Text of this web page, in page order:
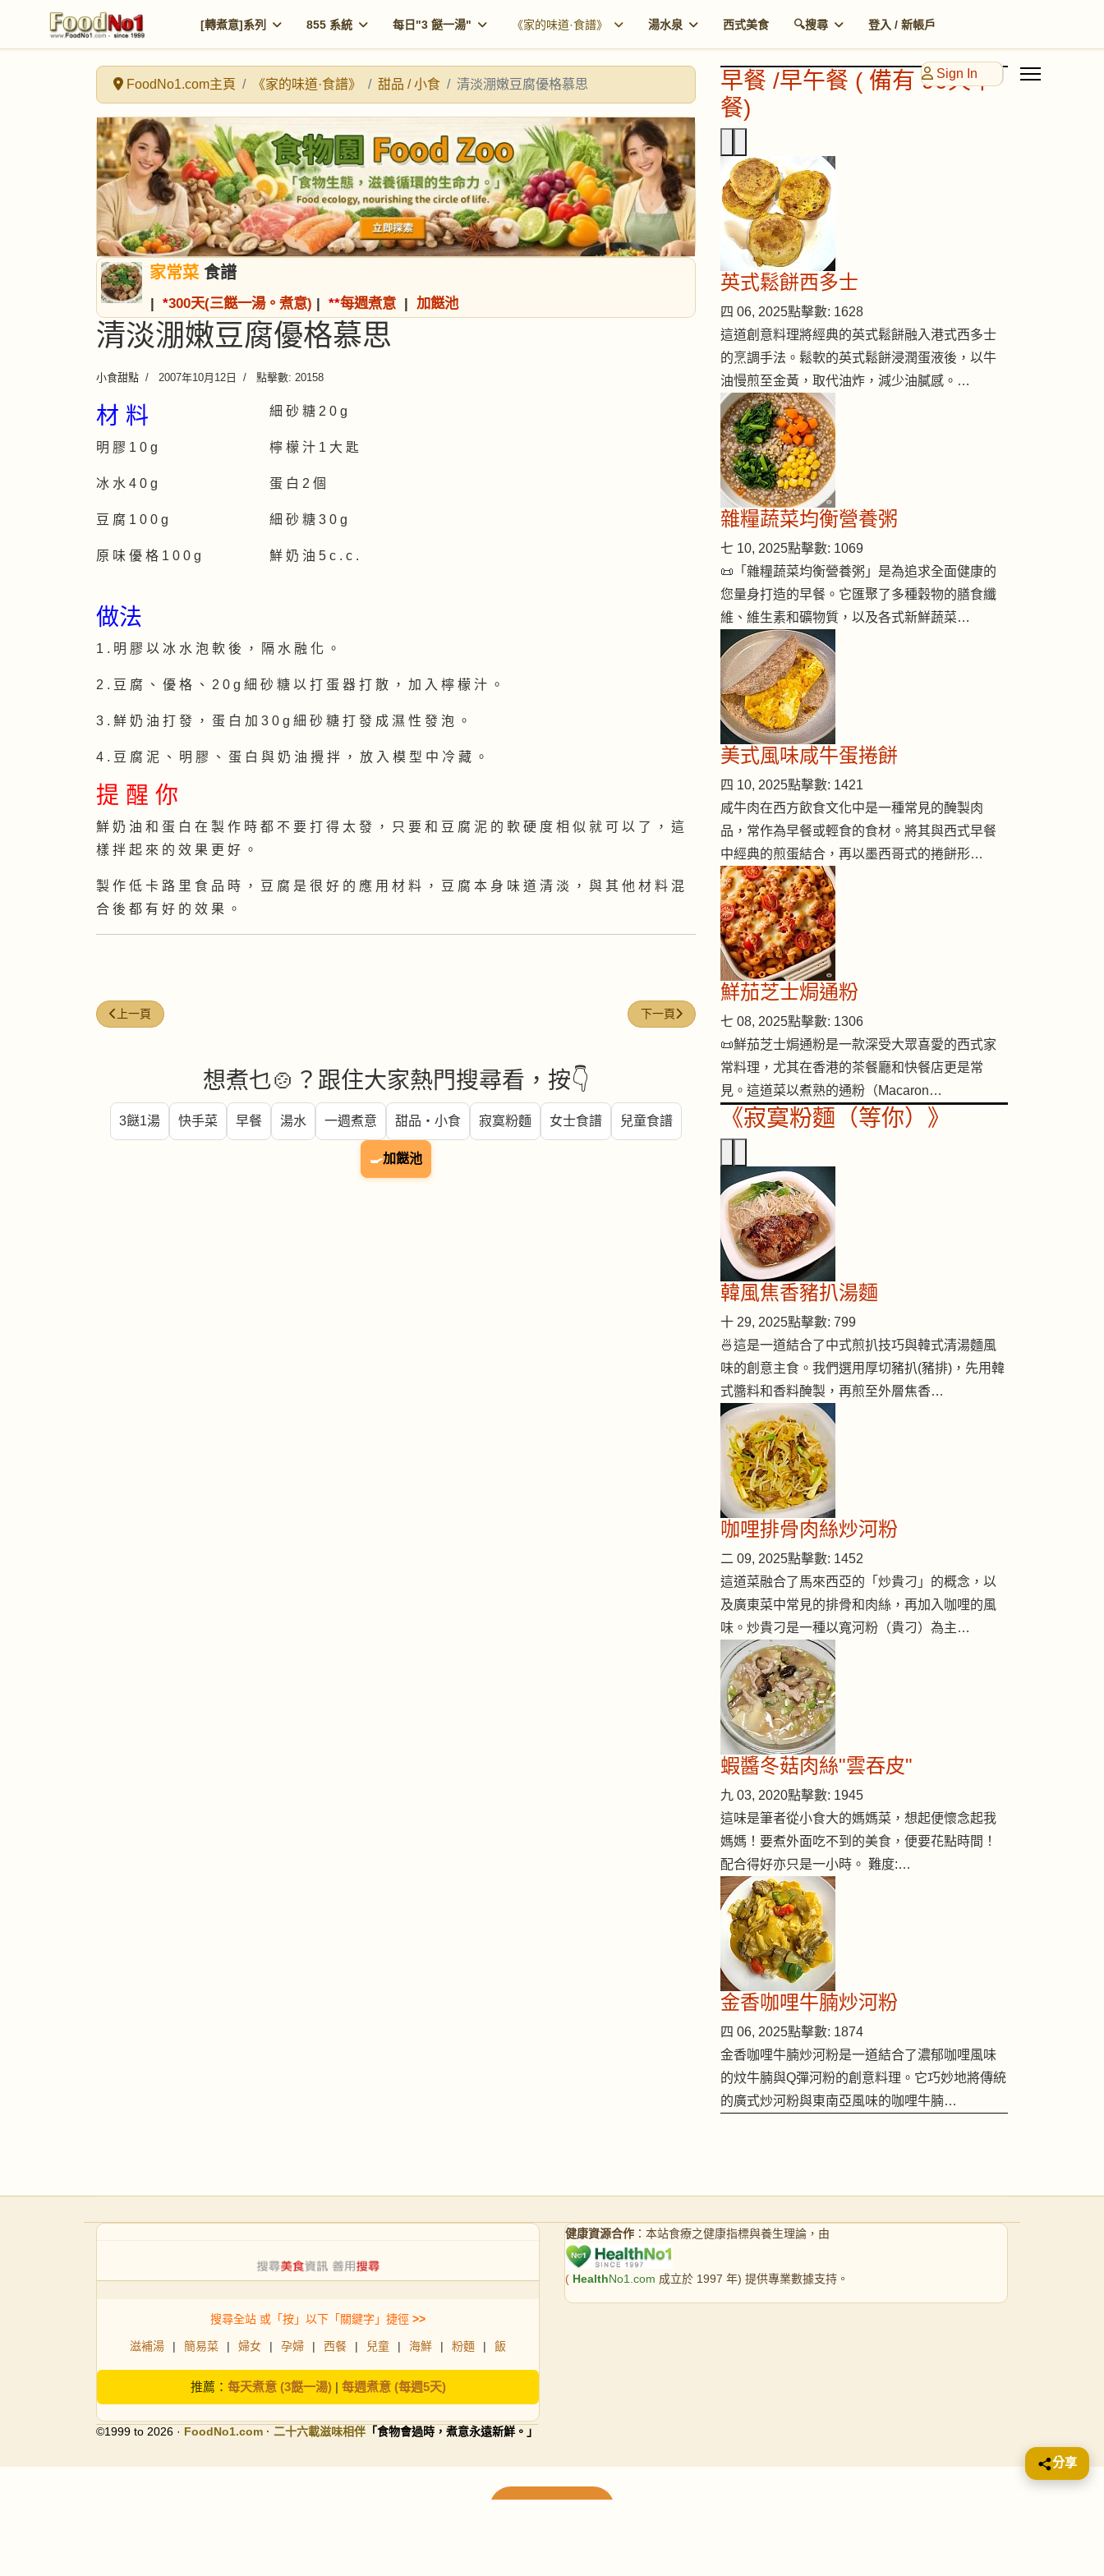
[轉煮意]系列 855 系統 每日"3 餸一湯" 《家的味道·食譜》 湯水泉 西式美食 🔍搜尋 登入 / 新帳戶
Sign In
FoodNo1.com主頁 《家的味道·食譜》 甜品 / 小食 清淡淜嫩豆腐優格慕思
家常菜 食譜
| *300天(三餸一湯。煮意) | **每週煮意 | 加餸池
清淡淜嫩豆腐優格慕思
小食甜點 2007年10月12日 點擊數: 20158
材 料
明 膠 1 0 g
冰 水 4 0 g
豆 腐 1 0 0 g
原 味 優 格 1 0 0 g
細 砂 糖 2 0 g
檸 檬 汁 1 大 匙
蛋 白 2 個
細 砂 糖 3 0 g
鮮 奶 油 5 c . c .
做法
1 . 明 膠 以 冰 水 泡 軟 後 ， 隔 水 融 化 。
2 . 豆 腐 、 優 格 、 2 0 g 細 砂 糖 以 打 蛋 器 打 散 ， 加 入 檸 檬 汁 。
3 . 鮮 奶 油 打 發 ， 蛋 白 加 3 0 g 細 砂 糖 打 發 成 濕 性 發 泡 。
4 . 豆 腐 泥 、 明 膠 、 蛋 白 與 奶 油 攪 拌 ， 放 入 模 型 中 冷 藏 。
提 醒 你
鮮 奶 油 和 蛋 白 在 製 作 時 都 不 要 打 得 太 發 ， 只 要 和 豆 腐 泥 的 軟 硬 度 相 似 就 可 以 了 ， 這
樣 拌 起 來 的 效 果 更 好 。
製 作 低 卡 路 里 食 品 時 ， 豆 腐 是 很 好 的 應 用 材 料 ， 豆 腐 本 身 味 道 清 淡 ， 與 其 他 材 料 混
合 後 都 有 好 的 效 果 。
上一篇文章: 綠洲飛船
上一頁 下一篇文章: 蘋果菠蘿冰砂
下一頁
想煮乜🍲？跟住大家熱門搜尋看，按👇
3餸1湯 快手菜 早餐 湯水 一週煮意 甜品・小食 寂寞粉麵 女士食譜 兒童食譜
🍳加餸池
早餐 /早午餐 ( 備有 90天早
餐)
英式鬆餅西多士
四 06, 2025點擊數: 1628
這道創意料理將經典的英式鬆餅融入港式西多士
的烹調手法。鬆軟的英式鬆餅浸潤蛋液後，以牛
油慢煎至金黃，取代油炸，減少油膩感。…
雜糧蔬菜均衡營養粥
七 10, 2025點擊數: 1069
📜「雜糧蔬菜均衡營養粥」是為追求全面健康的
您量身打造的早餐。它匯聚了多種穀物的膳食纖
維、維生素和礦物質，以及各式新鮮蔬菜…
美式風味咸牛蛋捲餅
四 10, 2025點擊數: 1421
咸牛肉在西方飲食文化中是一種常見的醃製肉
品，常作為早餐或輕食的食材。將其與西式早餐
中經典的煎蛋結合，再以墨西哥式的捲餅形…
鮮茄芝士焗通粉
七 08, 2025點擊數: 1306
📜鮮茄芝士焗通粉是一款深受大眾喜愛的西式家
常料理，尤其在香港的茶餐廳和快餐店更是常
見。這道菜以煮熟的通粉（Macaron…
《寂寞粉麵（等你）》
韓風焦香豬扒湯麵
十 29, 2025點擊數: 799
🍜這是一道結合了中式煎扒技巧與韓式清湯麵風
味的創意主食。我們選用厚切豬扒(豬排)，先用韓
式醬料和香料醃製，再煎至外層焦香…
咖哩排骨肉絲炒河粉
二 09, 2025點擊數: 1452
這道菜融合了馬來西亞的「炒貴刁」的概念，以
及廣東菜中常見的排骨和肉絲，再加入咖哩的風
味。炒貴刁是一種以寬河粉（貴刁）為主…
蝦醬冬菇肉絲"雲吞皮"
九 03, 2020點擊數: 1945
這味是筆者從小食大的媽媽菜，想起便懷念起我
媽媽！要煮外面吃不到的美食，便要花點時間！
配合得好亦只是一小時。 難度:…
金香咖哩牛腩炒河粉
四 06, 2025點擊數: 1874
金香咖哩牛腩炒河粉是一道結合了濃郁咖哩風味
的炆牛腩與Q彈河粉的創意料理。它巧妙地將傳統
的廣式炒河粉與東南亞風味的咖哩牛腩…
搜尋全站 或「按」以下「關鍵字」捷徑 >>
滋補湯 | 簡易菜 | 婦女 | 孕婦 | 西餐 | 兒童 | 海鮮 | 粉麵 | 飯
推薦： 每天煮意 (3餸一湯)| 每週煮意 (每週5天)
©1999 to 2026 · FoodNo1.com · 二十六載滋味相伴 「食物會過時，煮意永遠新鮮。」
健康資源合作 ：本站食療之健康指標與養生理論，由
( HealthNo1.com 成立於 1997 年) 提供專業數據支持。
分享